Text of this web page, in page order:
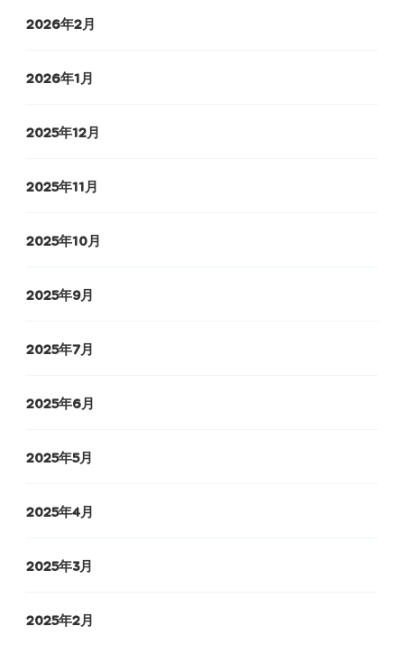
2026年2月
2026年1月
2025年12月
2025年11月
2025年10月
2025年9月
2025年7月
2025年6月
2025年5月
2025年4月
2025年3月
2025年2月